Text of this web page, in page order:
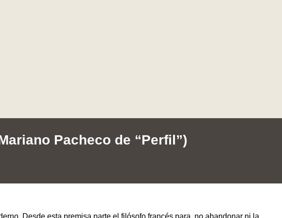
Pacheco de “Perfil”)
Desde esta premisa parte el filósofo francés para, no abandonar ni la